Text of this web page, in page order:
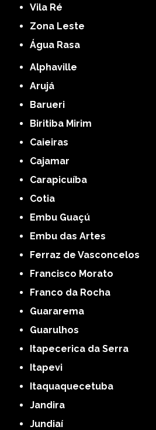
Vila Ré
Zona Leste
Água Rasa
Alphaville
Arujá
Barueri
Biritiba Mirim
Caieiras
Cajamar
Carapicuíba
Cotia
Embu Guaçú
Embu das Artes
Ferraz de Vasconcelos
Francisco Morato
Franco da Rocha
Guararema
Guarulhos
Itapecerica da Serra
Itapevi
Itaquaquecetuba
Jandira
Jundiaí